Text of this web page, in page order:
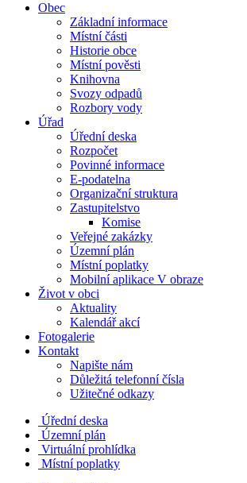
Obec
Základní informace
Místní části
Historie obce
Místní pověsti
Knihovna
Svozy odpadů
Rozbory vody
Úřad
Úřední deska
Rozpočet
Povinné informace
E-podatelna
Organizační struktura
Zastupitelstvo
Komise
Veřejné zakázky
Územní plán
Místní poplatky
Mobilní aplikace V obraze
Život v obci
Aktuality
Kalendář akcí
Fotogalerie
Kontakt
Napište nám
Důležitá telefonní čísla
Užitečné odkazy
Úřední deska
Územní plán
Virtuální prohlídka
Místní poplatky